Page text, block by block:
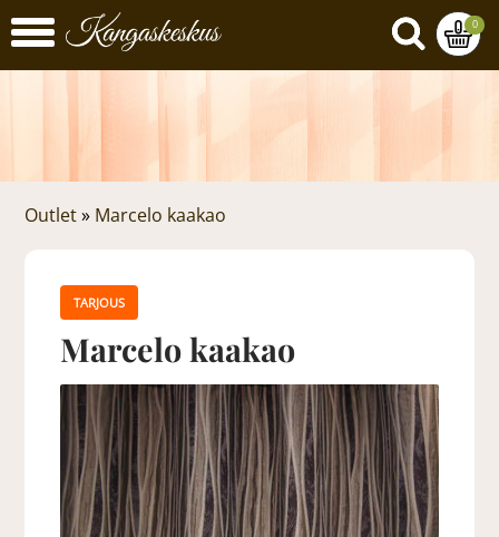
0
Outlet » Marcelo kaakao
TARJOUS
Marcelo kaakao